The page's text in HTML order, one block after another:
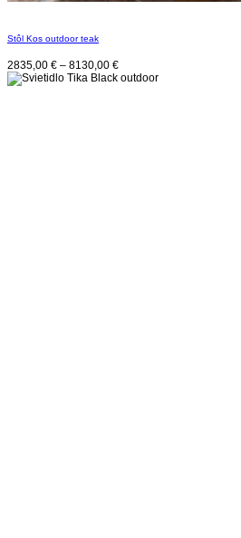
Stôl Kos outdoor teak
2835,00 € – 8130,00 €